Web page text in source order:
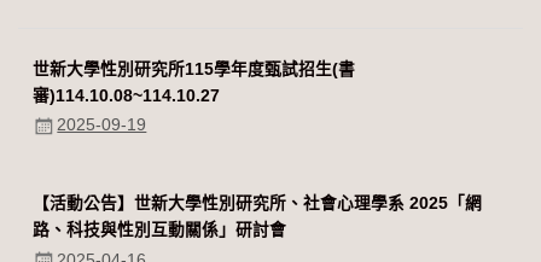
世新大學性別研究所115學年度甄試招生(書
審)114.10.08~114.10.27
2025-09-19
【活動公告】世新大學性別研究所、社會心理學系 2025「網
路、科技與性別互動關係」研討會